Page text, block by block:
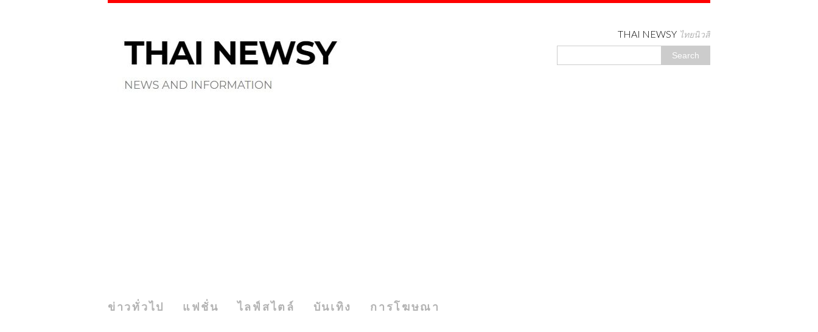
THAI NEWSY ไทยนิวสี่
ข่าวทั่วไป แฟชั่น ไลฟ์สไตล์ บันเทิง การโฆษณา